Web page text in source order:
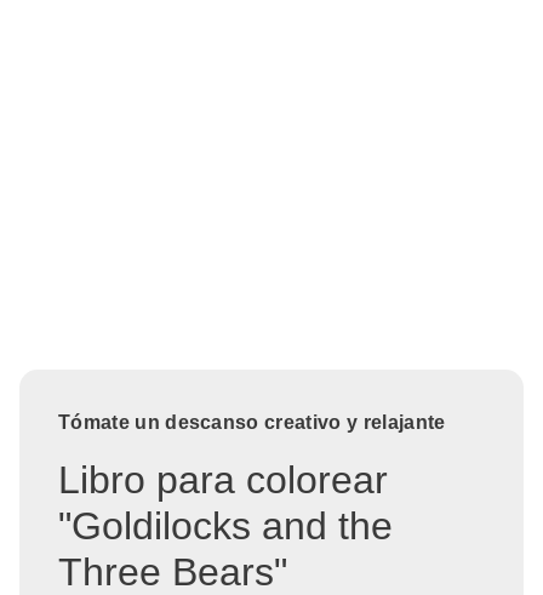
Tómate un descanso creativo y relajante
Libro para colorear
"Goldilocks and the
Three Bears"